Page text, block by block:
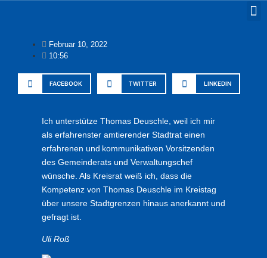
Februar 10, 2022
10:56
FACEBOOK TWITTER LINKEDIN
Ich unterstütze Thomas Deuschle, weil ich mir
als erfahrenster amtierender Stadtrat einen
erfahrenen und kommunikativen Vorsitzenden
des Gemeinderats und Verwaltungschef
wünsche. Als Kreisrat weiß ich, dass die
Kompetenz von Thomas Deuschle im Kreistag
über unsere Stadtgrenzen hinaus anerkannt und
gefragt ist.
Uli Roß